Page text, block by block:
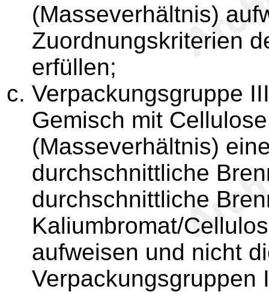
(Masseverhältnis)
Zuordnungskriterien
erfüllen;
Verpackungsgruppe
Gemisch mit
(Masseverhältnis)
durchschnittliche
durchschnittliche
Kaliumbromat/
aufweisen und nicht
Verpackungsgruppen